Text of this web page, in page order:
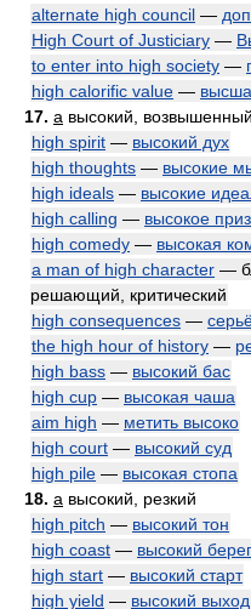
alternate high council —
High Court of Justiciary —
to enter into high society —
high calorific value —
17. a высокий,
high spirit — высокий дух
high thoughts — высокие
high ideals — высокие
high calling — высокое
high comedy — высокая
a man of high character —
решающий, критический
high consequences —
the high hour of history —
high bass — высокий бас
high cup — высокая чаша
aim high — метить высоко
high court — высокий суд
high pile — высокая стопа
18. a высокий, резкий
high pitch — высокий тон
high coast — высокий берег
high start — высокий старт
high yield — высокий выход